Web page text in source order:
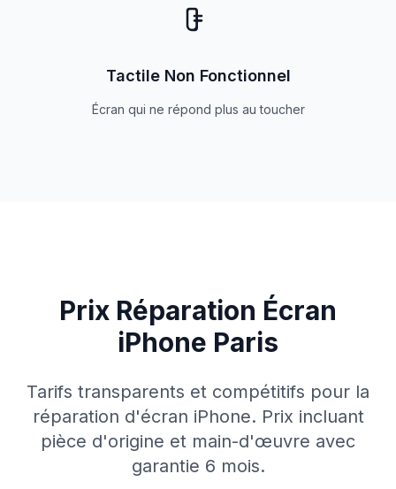
Tactile Non Fonctionnel
Écran qui ne répond plus au toucher
Prix Réparation Écran
iPhone Paris
Tarifs transparents et compétitifs pour la
réparation d'écran iPhone. Prix incluant
pièce d'origine et main-d'œuvre avec
garantie 6 mois.